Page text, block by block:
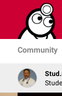
Community